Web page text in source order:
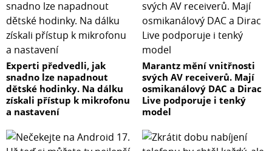
Experti předvedli, jak
snadno lze napadnout
dětské hodinky. Na dálku
získali přístup k mikrofonu
a nastavení
Marantz mění vnitřnosti
svých AV receiverů. Mají
osmikanálový DAC a Dirac
Live podporuje i tenký
model